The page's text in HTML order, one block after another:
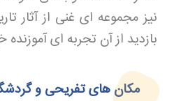
نیز مجموعه ای غنی از آثار
بازدید از آن تجربه ای آموزنده
مکان های تفریحی و